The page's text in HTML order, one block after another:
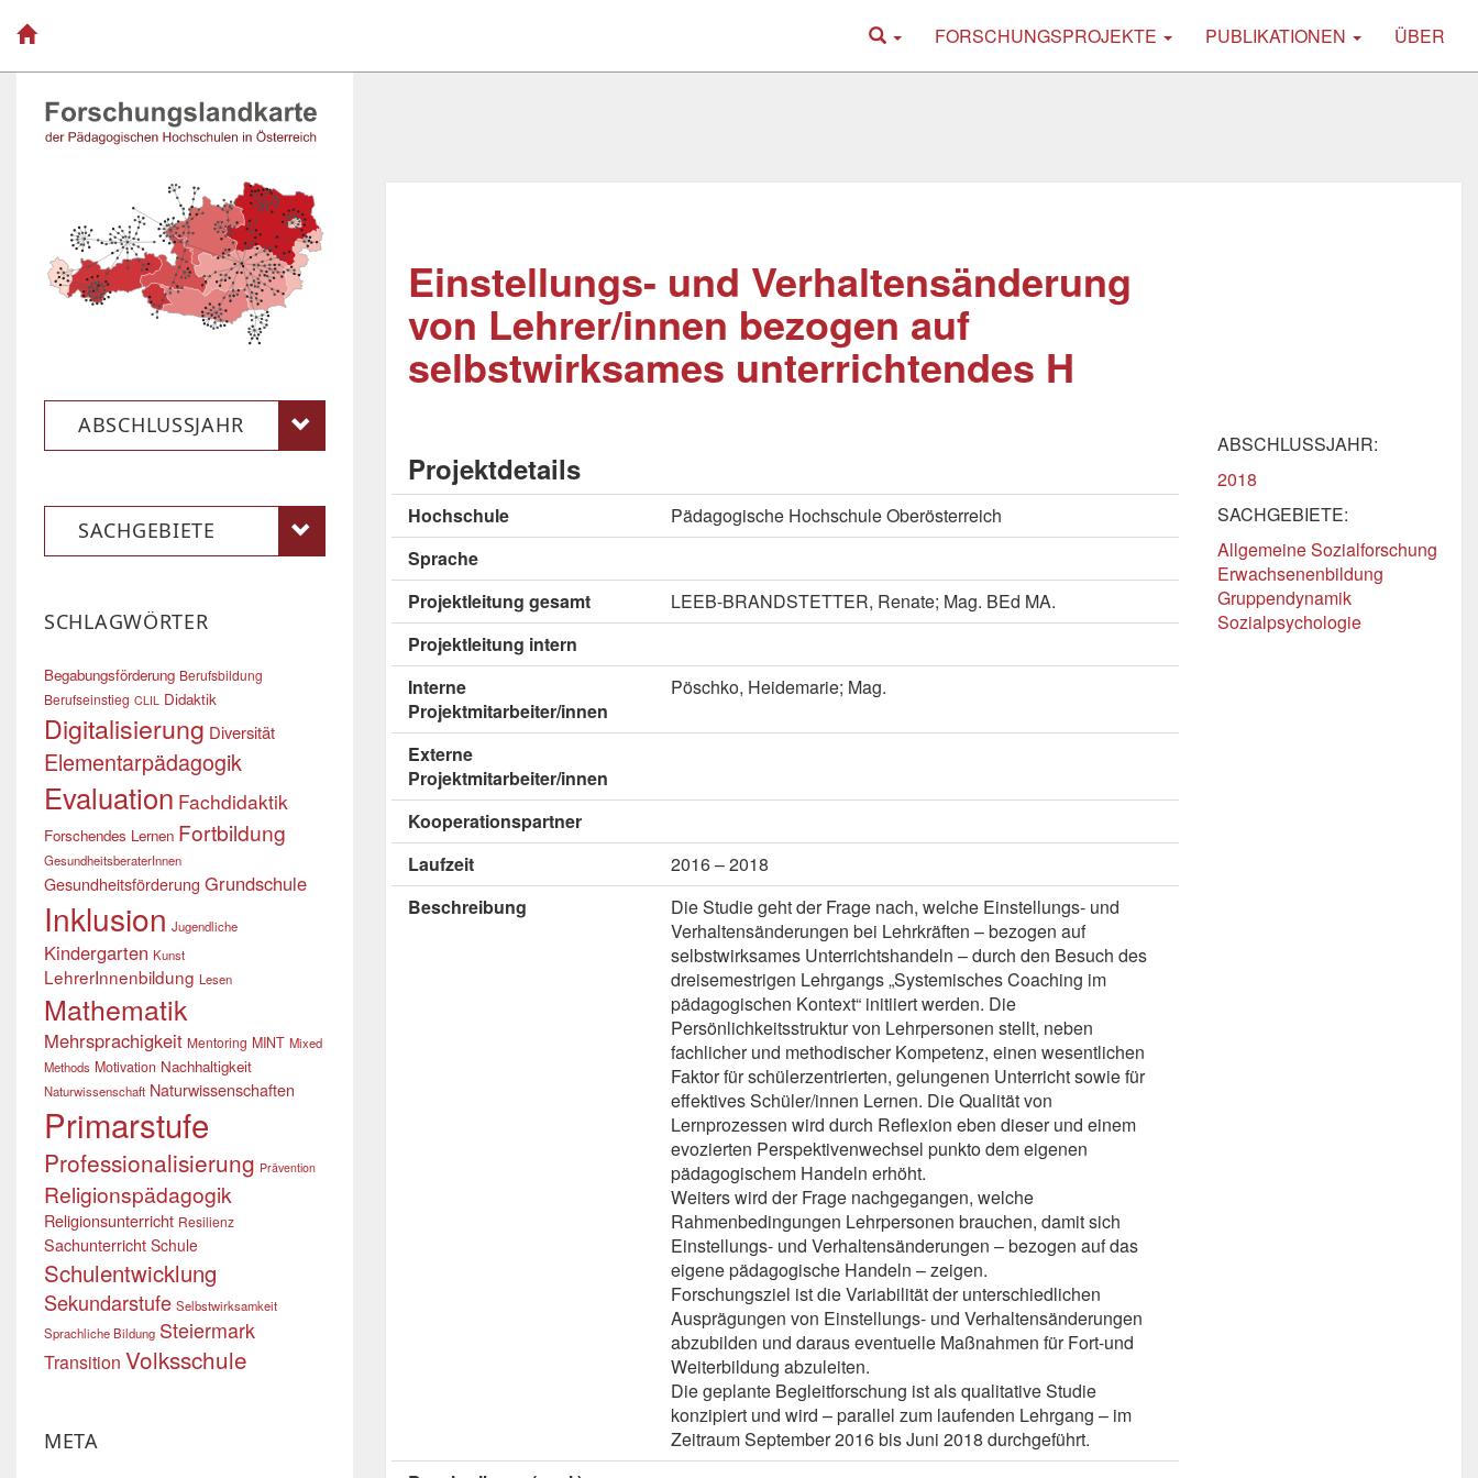
FORSCHUNGSPROJEKTE PUBLIKATIONEN ÜBER
Einstellungs- und Verhaltensänderung
von Lehrer/innen bezogen auf
selbstwirksames unterrichtendes H
Projektdetails
Hochschule
Pädagogische Hochschule Oberösterreich
Sprache
Projektleitung gesamt
LEEB-BRANDSTETTER, Renate; Mag. BEd MA.
Projektleitung intern
Interne
Projektmitarbeiter/innen
Pöschko, Heidemarie; Mag.
Externe
Projektmitarbeiter/innen
Kooperationspartner
Laufzeit
2016 – 2018
Beschreibung
Die Studie geht der Frage nach, welche Einstellungs- und
Verhaltensänderungen bei Lehrkräften – bezogen auf
selbstwirksames Unterrichtshandeln – durch den Besuch des
dreisemestrigen Lehrgangs „Systemisches Coaching im
pädagogischen Kontext“ initiiert werden. Die
Persönlichkeitsstruktur von Lehrpersonen stellt, neben
fachlicher und methodischer Kompetenz, einen wesentlichen
Faktor für schülerzentrierten, gelungenen Unterricht sowie für
effektives Schüler/innen Lernen. Die Qualität von
Lernprozessen wird durch Reflexion eben dieser und einem
evozierten Perspektivenwechsel punkto dem eigenen
pädagogischem Handeln erhöht.
Weiters wird der Frage nachgegangen, welche
Rahmenbedingungen Lehrpersonen brauchen, damit sich
Einstellungs- und Verhaltensänderungen – bezogen auf das
eigene pädagogische Handeln – zeigen.
Forschungsziel ist die Variabilität der unterschiedlichen
Ausprägungen von Einstellungs- und Verhaltensänderungen
abzubilden und daraus eventuelle Maßnahmen für Fort-und
Weiterbildung abzuleiten.
Die geplante Begleitforschung ist als qualitative Studie
konzipiert und wird – parallel zum laufenden Lehrgang – im
Zeitraum September 2016 bis Juni 2018 durchgeführt.
ABSCHLUSSJAHR:
2018
SACHGEBIETE:
Allgemeine Sozialforschung
Erwachsenenbildung
Gruppendynamik
Sozialpsychologie
ABSCHLUSSJAHR
SACHGEBIETE
SCHLAGWÖRTER
Begabungsförderung Berufsbildung
Berufseinstieg CLIL Didaktik
Digitalisierung Diversität
Elementarpädagogik
Evaluation Fachdidaktik
Forschendes Lernen Fortbildung
GesundheitsberaterInnen
Gesundheitsförderung Grundschule
Inklusion Jugendliche
Kindergarten Kunst
LehrerInnenbildung Lesen
Mathematik
Mehrsprachigkeit Mentoring MINT Mixed
Methods Motivation Nachhaltigkeit
Naturwissenschaft Naturwissenschaften
Primarstufe
Professionalisierung Prävention
Religionspädagogik
Religionsunterricht Resilienz
Sachunterricht Schule
Schulentwicklung
Sekundarstufe Selbstwirksamkeit
Sprachliche Bildung Steiermark
Transition Volksschule
META